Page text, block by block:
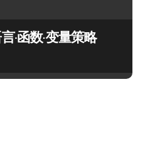
·函数·变量策略